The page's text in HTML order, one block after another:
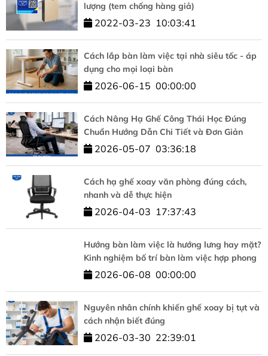
lượng (tem chống hàng giả)
2022-03-23 10:03:41
Cách lắp bàn làm việc tại nhà siêu tốc - áp
dụng cho mọi loại bàn
2026-06-15 00:00:00
Cách Nâng Hạ Ghế Công Thái Học Đúng
Chuẩn Hướng Dẫn Chi Tiết và Đơn Giản
2026-05-07 03:36:18
Cách hạ ghế xoay văn phòng đúng cách,
nhanh và dễ thực hiện
2026-04-03 17:37:43
Hướng bàn làm việc là hướng lưng hay mặt?
Kinh nghiệm bố trí bàn làm việc hợp phong
thủy2026-06-08 00:00:00
Nguyên nhân chính khiến ghế xoay bị tụt và
cách nhận biết đúng
2026-03-30 22:39:01